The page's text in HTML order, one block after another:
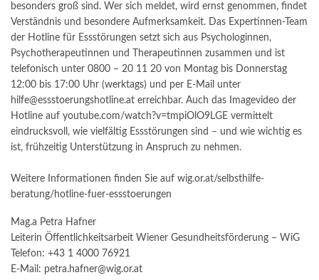
besonders groß sind. Wer sich meldet, wird ernst genommen, findet
Verständnis und besondere Aufmerksamkeit. Das Expertinnen-Team
der Hotline für Essstörungen setzt sich aus Psychologinnen,
Psychotherapeutinnen und Therapeutinnen zusammen und ist
telefonisch unter 0800 – 20 11 20 von Montag bis Donnerstag
12:00 bis 17:00 Uhr (werktags) und per E-Mail unter
hilfe@essstoerungshotline.at erreichbar. Auch das Imagevideo der
Hotline auf youtube.com/watch?v=tmpiOlO9LGE vermittelt
eindrucksvoll, wie vielfältig Essstörungen sind – und wie wichtig es
ist, frühzeitig Unterstützung in Anspruch zu nehmen.
Weitere Informationen finden Sie auf wig.or.at/selbsthilfe-
beratung/hotline-fuer-essstoerungen
Mag.a Petra Hafner
Leiterin Öffentlichkeitsarbeit Wiener Gesundheitsförderung – WiG
Telefon: +43 1 4000 76921
E-Mail: petra.hafner@wig.or.at